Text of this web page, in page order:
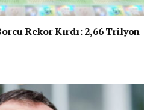
Rekor Kırdı: 2,66 Trilyon